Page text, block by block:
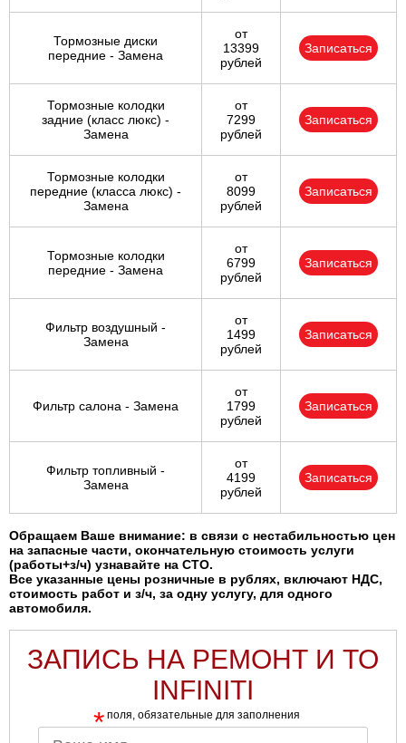
Тормозные диски
передние - Замена
от
13399
рублей
Записаться
Тормозные колодки
задние (класс люкс) -
Замена
от
7299
рублей
Записаться
Тормозные колодки
передние (класса люкс) -
Замена
от
8099
рублей
Записаться
Тормозные колодки
передние - Замена
от
6799
рублей
Записаться
Фильтр воздушный -
Замена
от
1499
рублей
Записаться
Фильтр салона - Замена
от
1799
рублей
Записаться
Фильтр топливный -
Замена
от
4199
рублей
Записаться
Обращаем Ваше внимание: в связи с нестабильностью цен
на запасные части, окончательную стоимость услуги
(работы+з/ч) узнавайте на СТО.
Все указанные цены розничные в рублях, включают НДС,
стоимость работ и з/ч, за одну услугу, для одного
автомобиля.
ЗАПИСЬ НА РЕМОНТ И ТО
INFINITI
* поля, обязательные для заполнения